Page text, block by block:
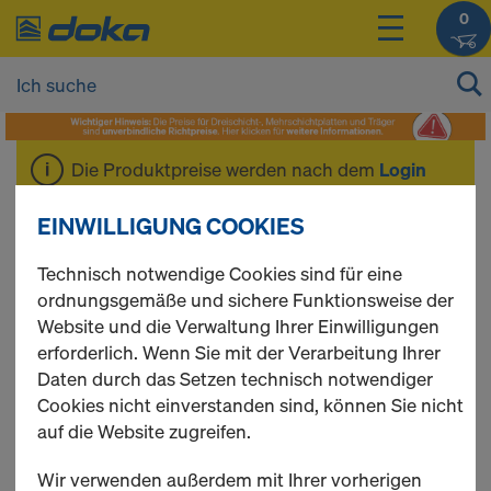
0
Die Produktpreise werden nach dem Login
Wandschalungs-
Zubehör
EINWILLIGUNG COOKIES
Technisch notwendige Cookies sind für eine
ordnungsgemäße und sichere Funktionsweise der
Website und die Verwaltung Ihrer Einwilligungen
erforderlich. Wenn Sie mit der Verarbeitung Ihrer
Daten durch das Setzen technisch notwendiger
Cookies nicht einverstanden sind, können Sie nicht
auf die Website zugreifen.
Wir verwenden außerdem mit Ihrer vorherigen